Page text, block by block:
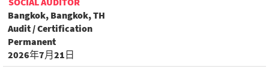
Bangkok, Bangkok, TH
Audit / Certification
Permanent
2026年7月21日